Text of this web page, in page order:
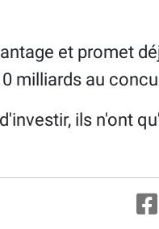
et promet
milliards au
ils n'ont